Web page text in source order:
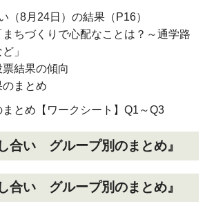
（8月24日）の結果（P16）
ちづくりで心配なことは？～通学路
」
結果の傾向
まとめ
とめ【ワークシート】Q1～Q3
合い グループ別のまとめ』
合い グループ別のまとめ』